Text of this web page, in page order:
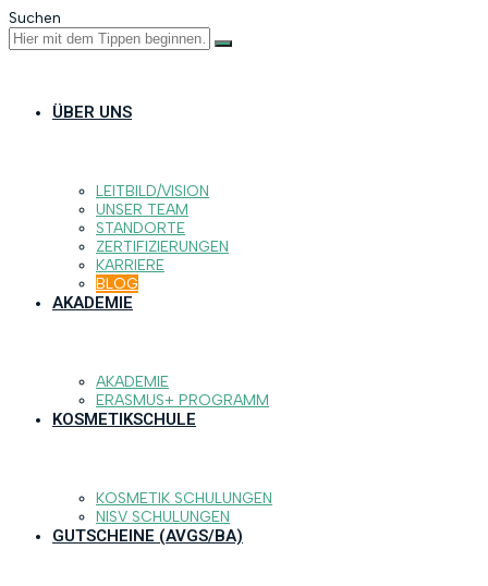
Suchen
ÜBER UNS
LEITBILD/VISION
UNSER TEAM
STANDORTE
ZERTIFIZIERUNGEN
KARRIERE
BLOG
AKADEMIE
AKADEMIE
ERASMUS+ PROGRAMM
KOSMETIKSCHULE
KOSMETIK SCHULUNGEN
NISV SCHULUNGEN
GUTSCHEINE (AVGS/BA)